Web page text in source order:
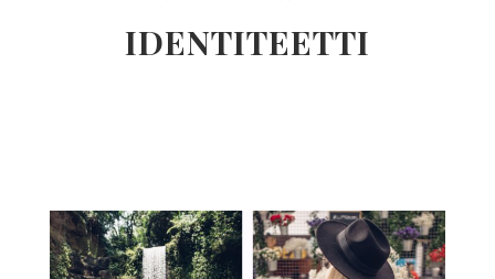
IDENTITEETTI